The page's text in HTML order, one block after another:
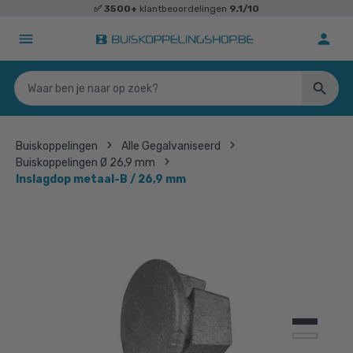
✅ 3500+ klantbeoordelingen 9.1/10
Buiskoppelingen
Alle Gegalvaniseerd
Buiskoppelingen Ø 26,9 mm
Inslagdop metaal-B / 26,9 mm